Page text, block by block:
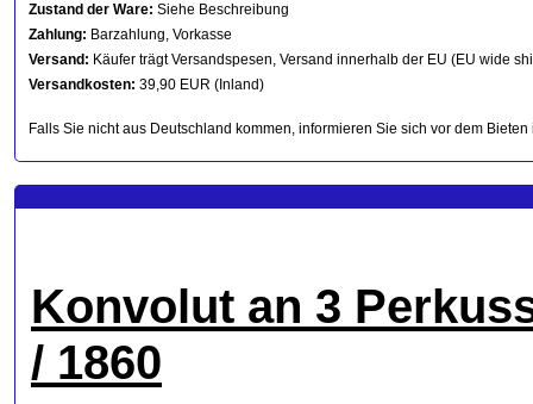
Zustand der Ware: Siehe Beschreibung
Zahlung: Barzahlung, Vorkasse
Versand: Käufer trägt Versandspesen, Versand innerhalb der EU (EU wide
Versandkosten: 39,90 EUR (Inland)
Falls Sie nicht aus Deutschland kommen, informieren Sie sich vor dem
Konvolut an 3
/ 1860